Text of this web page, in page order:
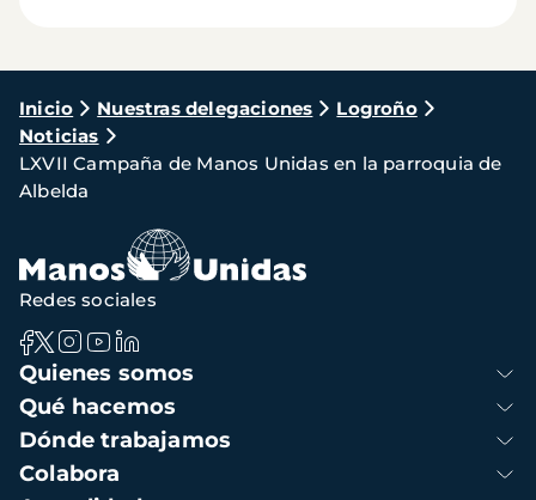
Ruta
de
navegación
Inicio Nuestras delegaciones
Logroño
Noticias
LXVII Campaña de Manos Unidas en la parroquia de
Albelda
Navegación
principal
Quienes somos
Qué hacemos
Dónde trabajamos
Colabora
Redes sociales